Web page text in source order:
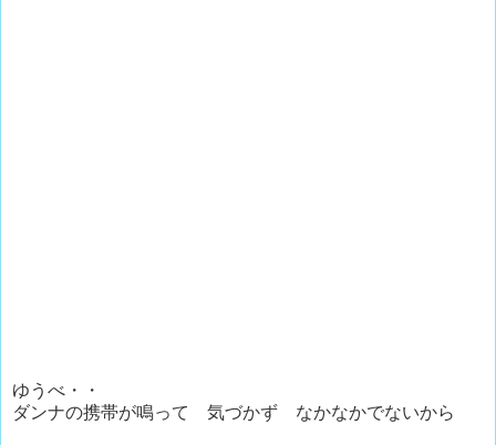
ゆうべ・・
ダンナの携帯が鳴って 気づかず なかなかでないから